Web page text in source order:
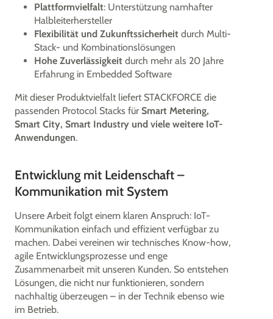
Plattformvielfalt: Unterstützung namhafter
Halbleiterhersteller
Flexibilität und Zukunftssicherheit durch Multi-
Stack- und Kombinationslösungen
Hohe Zuverlässigkeit durch mehr als 20 Jahre
Erfahrung in Embedded Software
Mit dieser Produktvielfalt liefert STACKFORCE die
passenden Protocol Stacks fürSmart Metering,
Smart City, Smart Industry und viele weitere IoT-
Anwendungen.
Entwicklung mit Leidenschaft –
Kommunikation mit System
Unsere Arbeit folgt einem klaren Anspruch: IoT-
Kommunikation einfach und effizient verfügbar zu
machen. Dabei vereinen wir technisches Know-how,
agile Entwicklungsprozesse und enge
Zusammenarbeit mit unseren Kunden. So entstehen
Lösungen, die nicht nur funktionieren, sondern
nachhaltig überzeugen – in der Technik ebenso wie
im Betrieb.